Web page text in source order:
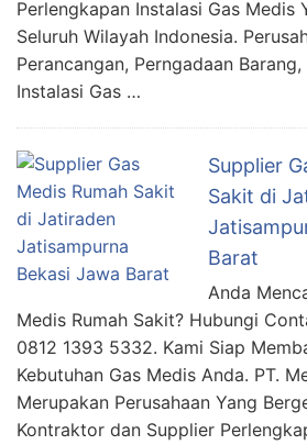
Perlengkapan Instalasi Gas Medis
Seluruh Wilayah Indonesia.
Perancangan, Perngadaan
Instalasi Gas …
Supplier
Sakit di
Barat
Anda
Medis Rumah Sakit? Hubungi
0812 1393 5332. Kami Siap
Kebutuhan Gas Medis Anda. PT.
Merupakan Perusahaan Yang
Kontraktor dan Supplier